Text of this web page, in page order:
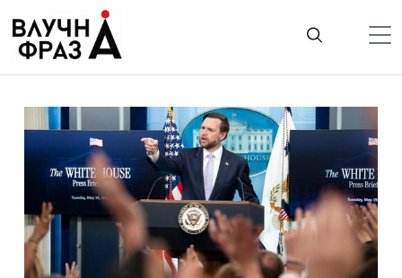
содержимому
Гроші
Життя
Лайфстайл
ТехноНаука
Людина